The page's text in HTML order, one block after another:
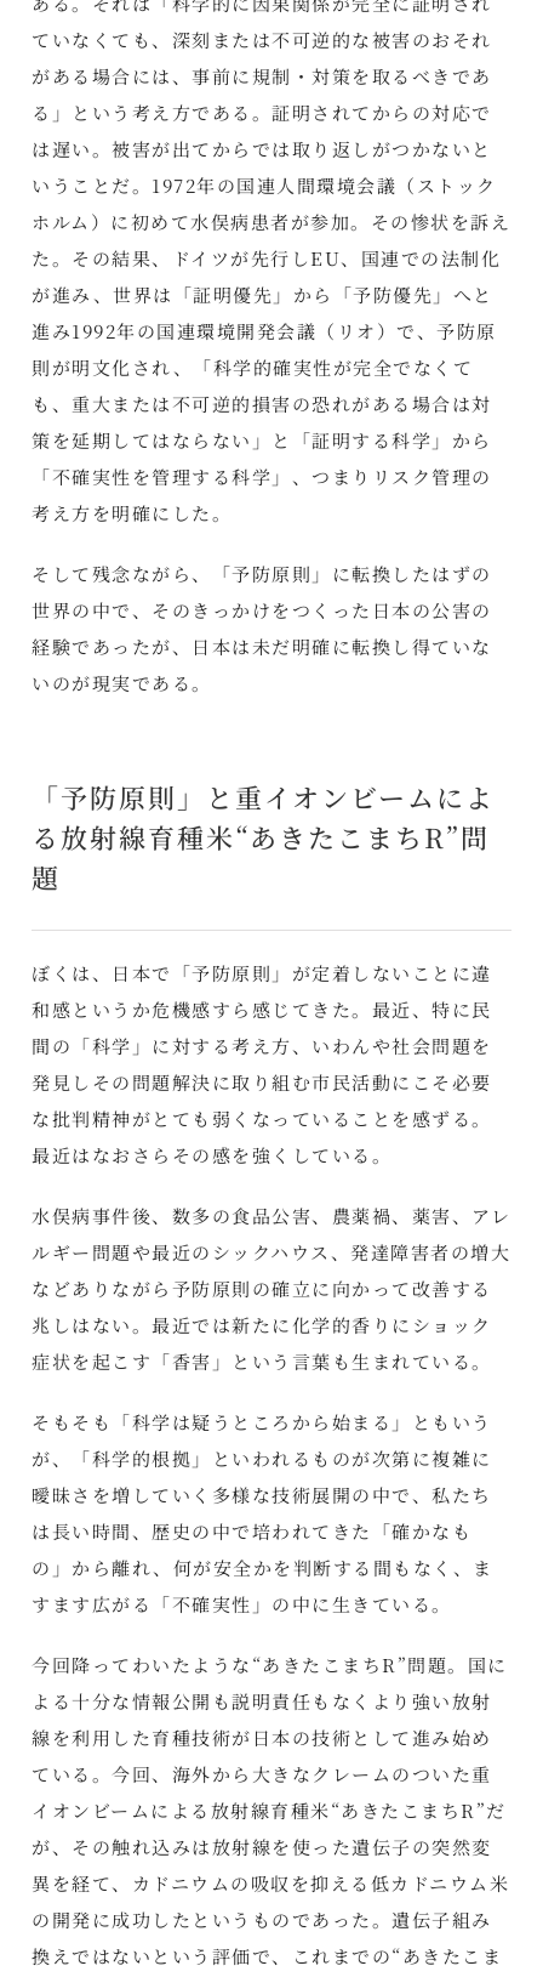
ていなくても、深刻または不可逆的な被害のおそれ
がある場合には、事前に規制・対策を取るべきであ
る」という考え方である。証明されてからの対応で
は遅い。被害が出てからでは取り返しがつかないと
いうことだ。1972年の国連人間環境会議（ストック
ホルム）に初めて水俣病患者が参加。その惨状を訴え
た。その結果、ドイツが先行しEU、国連での法制化
が進み、世界は「証明優先」から「予防優先」へと
進み1992年の国連環境開発会議（リオ）で、予防原
則が明文化され、「科学的確実性が完全でなくて
も、重大または不可逆的損害の恐れがある場合は対
策を延期してはならない」と「証明する科学」から
「不確実性を管理する科学」、つまりリスク管理の
考え方を明確にした。
そして残念ながら、「予防原則」に転換したはずの
世界の中で、そのきっかけをつくった日本の公害の
経験であったが、日本は未だ明確に転換し得ていな
いのが現実である。
「予防原則」と重イオンビームによ
る放射線育種米“あきたこまちR”問
題
ぼくは、日本で「予防原則」が定着しないことに違
和感というか危機感すら感じてきた。最近、特に民
間の「科学」に対する考え方、いわんや社会問題を
発見しその問題解決に取り組む市民活動にこそ必要
な批判精神がとても弱くなっていることを感ずる。
最近はなおさらその感を強くしている。
水俣病事件後、数多の食品公害、農薬禍、薬害、アレ
ルギー問題や最近のシックハウス、発達障害者の増大
などありながら予防原則の確立に向かって改善する
兆しはない。最近では新たに化学的香りにショック
症状を起こす「香害」という言葉も生まれている。
そもそも「科学は疑うところから始まる」ともいう
が、「科学的根拠」といわれるものが次第に複雑に
曖昧さを増していく多様な技術展開の中で、私たち
は長い時間、歴史の中で培われてきた「確かなも
の」から離れ、何が安全かを判断する間もなく、ま
すます広がる「不確実性」の中に生きている。
今回降ってわいたような“あきたこまちR”問題。国に
よる十分な情報公開も説明責任もなくより強い放射
線を利用した育種技術が日本の技術として進み始め
ている。今回、海外から大きなクレームのついた重
イオンビームによる放射線育種米“あきたこまちR”だ
が、その触れ込みは放射線を使った遺伝子の突然変
異を経て、カドニウムの吸収を抑える低カドニウム米
の開発に成功したというものであった。遺伝子組み
換えではないという評価で、これまでの“あきたこま